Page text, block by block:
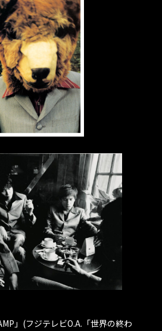
」(フジテレビO.A.「世界の終わ